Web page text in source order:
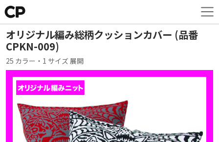
オリジナル編み総柄クッションカバー (品番
CPKN-009)
25 カラー・1 サイズ 展開